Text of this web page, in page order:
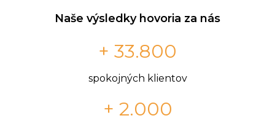
Naše výsledky hovoria za nás
+ 33.800
spokojných klientov
+ 2.000